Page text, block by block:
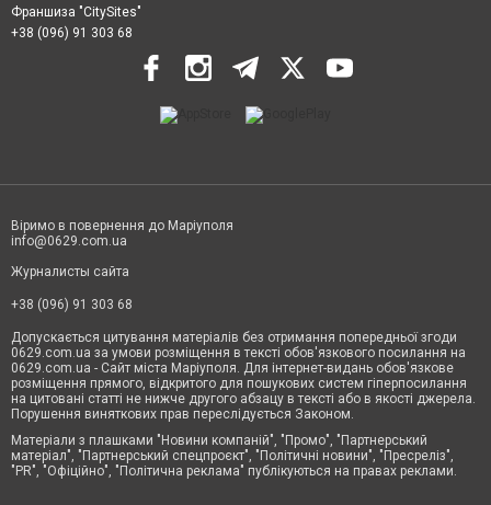
Франшиза "CitySites"
+38 (096) 91 303 68
Віримо в повернення до Маріуполя
info@0629.com.ua
Журналисты сайта
+38 (096) 91 303 68
Допускається цитування матеріалів без отримання попередньої згоди
0629.com.ua за умови розміщення в тексті обов'язкового посилання на
0629.com.ua - Сайт міста Маріуполя. Для інтернет-видань обов'язкове
розміщення прямого, відкритого для пошукових систем гіперпосилання
на цитовані статті не нижче другого абзацу в тексті або в якості джерела.
Порушення виняткових прав переслідується Законом.
Матеріали з плашками "Новини компаній", "Промо", "Партнерський
матеріал", "Партнерський спецпроєкт", "Політичні новини", "Пресреліз",
"PR", "Офіційно", "Політична реклама" публікуються на правах реклами.